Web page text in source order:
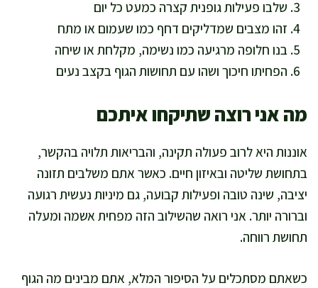
שלבו פעילות גופנית קצרה כמעט כל יום
זהו מצבים שמדליקים דחף כמו שעמום או מתח
בנו חלופה מרגיעה כמו נשימה, מקלחת או שיחה
הפחיתו חיכוך ושהו עם תחושות הגוף בקצב נעים
מה אני רוצה שתיקחו איתכם
אוננות היא לרוב פעולה תקינה, והבריאות תלויה בהקשר,
בתחושת שליטה ובאיזון חיים. כאשר אתם משלבים תזונה
יציבה, שינה טובה ופעילות קבועה, גם מיניות נעשית רגועה
וברורה יותר. אני רואה שהשילוב הזה מפחית אשמה ומעלה
תחושת רווחה.
כשאתם מסתכלים על הסיפור המלא, אתם מבינים מה הגוף